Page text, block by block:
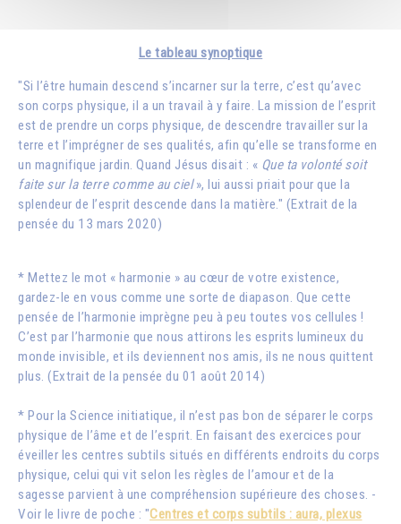
Le tableau synoptique
"Si l’être humain descend s’incarner sur la terre, c’est qu’avec
son corps physique, il a un travail à y faire. La mission de l’esprit
est de prendre un corps physique, de descendre travailler sur la
terre et l’imprégner de ses qualités, afin qu’elle se transforme en
un magnifique jardin. Quand Jésus disait : « Que ta volonté soit
faite sur la terre comme au ciel», lui aussi priait pour que la
splendeur de l’esprit descende dans la matière." (Extrait de la
pensée du 13 mars 2020)
* Mettez le mot « harmonie » au cœur de votre existence,
gardez-le en vous comme une sorte de diapason. Que cette
pensée de l’harmonie imprègne peu à peu toutes vos cellules !
C’est par l’harmonie que nous attirons les esprits lumineux du
monde invisible, et ils deviennent nos amis, ils ne nous quittent
plus. (Extrait de la pensée du 01 août 2014)
* Pour la Science initiatique, il n’est pas bon de séparer le corps
physique de l’âme et de l’esprit. En faisant des exercices pour
éveiller les centres subtils situés en différents endroits du corps
physique, celui qui vit selon les règles de l’amour et de la
sagesse parvient à une compréhension supérieure des choses. -
Voir le livre de poche : "Centres et corps subtils : aura, plexus